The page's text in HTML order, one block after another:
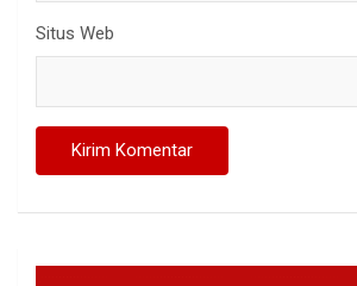
Situs Web